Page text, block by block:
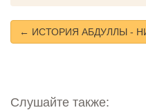
← ИСТОРИЯ АБДУЛЛЫ -
Слушайте также: